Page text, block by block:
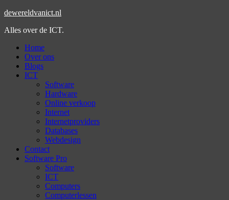
dewereldvanict.nl
Alles over de ICT.
Home
Over ons
Blogs
ICT
Software
Hardware
Online verkoop
Internet
Internetproviders
Databases
Webdesign
Contact
Software Pro
Software
ICT
Computers
Computerlessen